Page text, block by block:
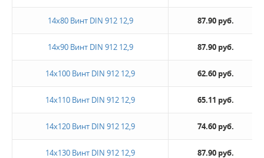
14х80 Винт DIN 912 12,9 87.90 руб.
14х90 Винт DIN 912 12,9 87.90 руб.
14х100 Винт DIN 912 12,9 62.60 руб.
14х110 Винт DIN 912 12,9 65.11 руб.
14х120 Винт DIN 912 12,9 74.60 руб.
14х130 Винт DIN 912 12,9 87.90 руб.